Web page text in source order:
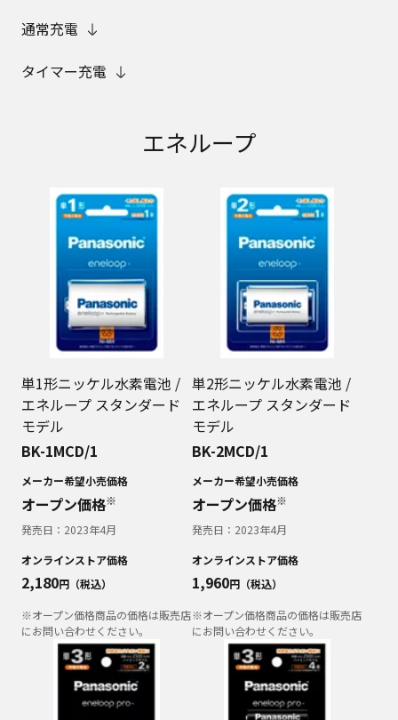
通常充電
タイマー充電
エネループ
単1形ニッケル水素電池 /
エネループ スタンダード
モデル
BK-1MCD/1
メーカー希望小売価格
オープン価格※
発売日： 2023年4月
オンラインストア価格
2,180円（税込）
※オープン価格商品の価格は販売店
にお問い合わせください。
単2形ニッケル水素電池 /
エネループ スタンダード
モデル
BK-2MCD/1
メーカー希望小売価格
オープン価格※
発売日： 2023年4月
オンラインストア価格
1,960円（税込）
※オープン価格商品の価格は販売店
にお問い合わせください。